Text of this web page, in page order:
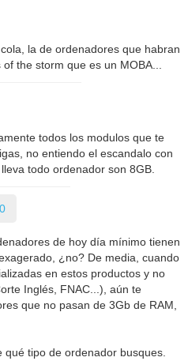
la de ordenadores que habran
the storm que es un MOBA...
todos los modulos que te
no entiendo el escandalo con
todo ordenador son 8GB.
de hoy día mínimo tienen
¿no? De media, cuando
en estos productos y no
Inglés, FNAC...), aún te
que no pasan de 3Gb de RAM,
qué tipo de ordenador busques.